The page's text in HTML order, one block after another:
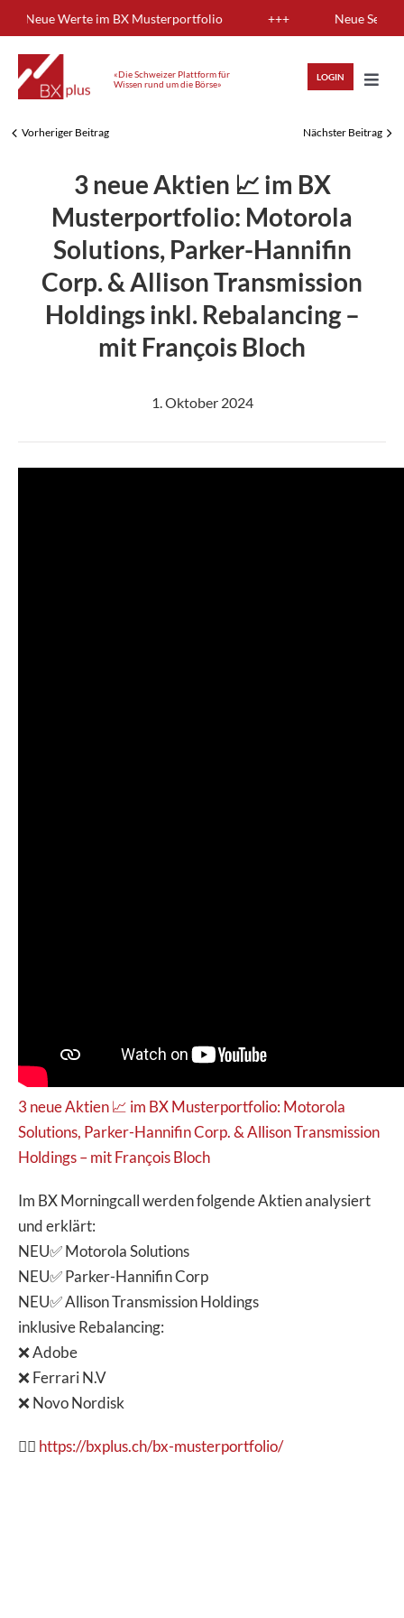
to
content
Neue Werte im BX Musterportfolio +++ Neue
«Die Schweizer Plattform für
Wissen rund um die Börse»
LOGIN
HIGHLIGHTS
ANALYSEN
MITGLIEDERBEREICH
Vorheriger Beitrag Nächster Beitrag
3 neue Aktien 📈 im BX
Musterportfolio: Motorola
Solutions, Parker-Hannifin
Corp. & Allison Transmission
Holdings inkl. Rebalancing –
mit François Bloch
1. Oktober 2024
3 neue Aktien 📈 im BX Musterportfolio: Motorola
Solutions, Parker-Hannifin Corp. & Allison Transmission
Holdings – mit François Bloch
Im BX Morningcall werden folgende Aktien analysiert
und erklärt:
NEU✅ Motorola Solutions
NEU✅ Parker-Hannifin Corp
NEU✅ Allison Transmission Holdings
inklusive Rebalancing:
❌ Adobe
❌ Ferrari N.V
❌ Novo Nordisk
👉🏽 https://bxplus.ch/bx-musterportfolio/